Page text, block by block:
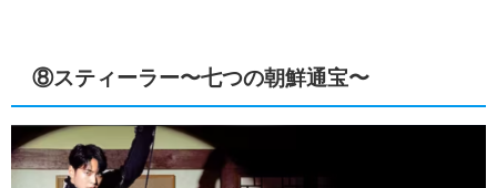
⑧スティーラー〜七つの朝鮮通宝〜